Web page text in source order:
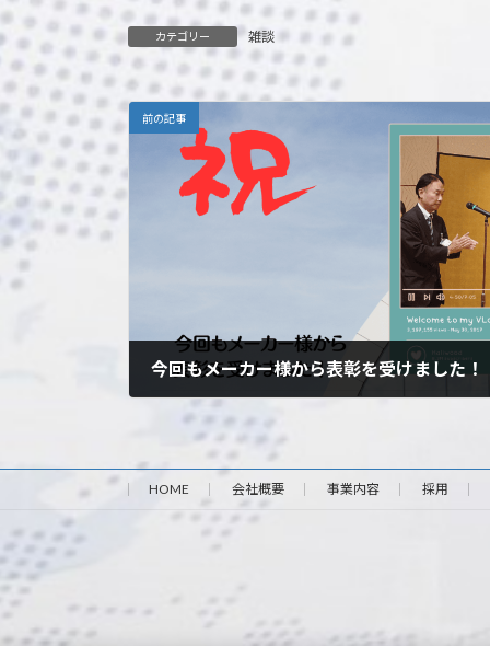
カテゴリー 雑談
前の記事
今回もメーカー様から表彰を受けました！
2023年11月6日
HOME 会社概要 事業内容 採用